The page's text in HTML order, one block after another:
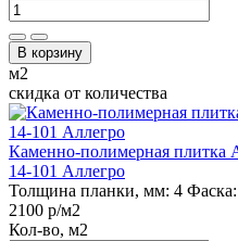
В корзину
м2
скидка от количества
Каменно-полимерная
14-101 Аллегро
Толщина планки, мм: 4 Фаска:
2100 р/м2
Кол-во, м2